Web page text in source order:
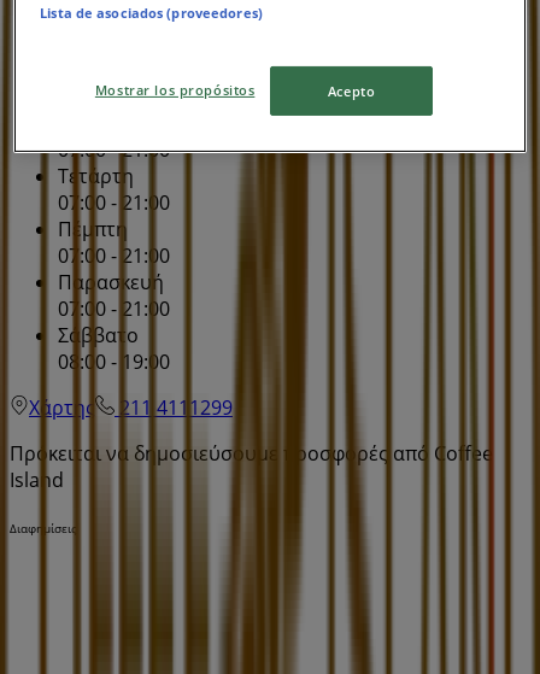
Εκλεισε
07:00 - 21:00
07:00 - 21:00
Τετάρτη
07:00 - 21:00
Πέμπτη
07:00 - 21:00
Παρασκευή
07:00 - 21:00
Σάββατο
08:00 - 19:00
Χάρτης
211 4111299
Πρόκειται να δημοσιεύσουμε προσφορές από Coffee
Island
Διαφημίσεις
Lista de asociados (proveedores)
Mostrar los propósitos Acepto